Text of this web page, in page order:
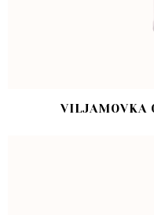
VILJAMOVKA